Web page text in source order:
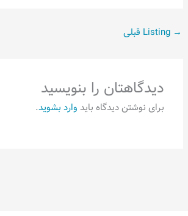
→
دیدگاهتان را بنویسید
برای نوشتن دیدگاه باید وارد بشوید.